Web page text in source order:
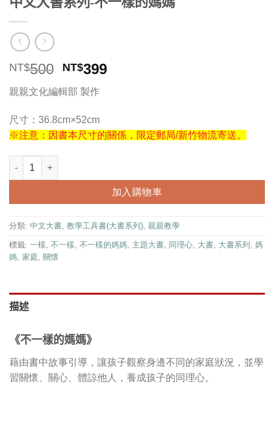
NT$500 原
始
價
格：
NT$500。
NT$399目
NT$399。
親親文化編輯部 製作
尺寸：36.8cm×52cm
※注意：因書本尺寸的關係，限定郵局/新竹物流寄送。
中文大書系列-不一樣的媽媽 數量
加入購物車
分類: 中文大書, 教學工具書(大書系列), 親親教學
標籤: 一樣, 不一樣, 不一樣的媽媽, 主題大書, 同理心, 大書, 大書系列 , 媽
媽, 家庭, 關懷
描述
《不一樣的媽媽》
藉由書中故事引導，讓孩子觀察身邊不同的家庭狀況，並學
習關懷、關心、體諒他人，養成孩子的同理心。